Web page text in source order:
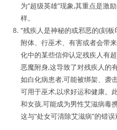
为“超级英雄”现象,其重点是激
样。
“残疾人是神秘的或邪恶的(刻
附体、行巫术、有害或者会带
化中的某些信仰认定残疾人有
恶魔附身,这导致了对残疾人的
如白化病患者,可能被绑架、袭
可用于巫术,以求好运和健康。
和女孩,可能成为男性艾滋病毒
这与“处女可清除艾滋病”的错误